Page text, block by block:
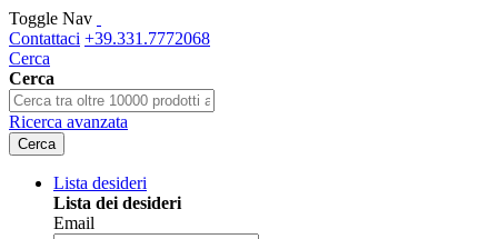
Toggle Nav
Contattaci +39.331.7772068
Cerca
Cerca
Ricerca avanzata
Cerca
Lista desideri
Lista dei desideri
Email